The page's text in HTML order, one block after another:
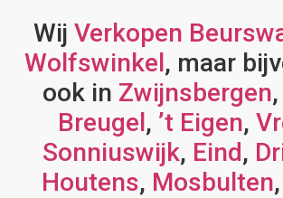
Wij Verkopen
Wolfswinkel, maar
ook in Zwijnsbergen,
Breugel, ’t Eigen,
Sonniuswijk, Eind,
Houtens, Mosbulten,